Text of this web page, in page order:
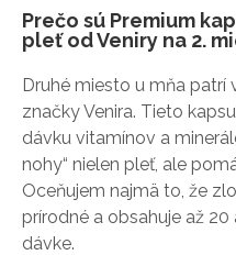
Prečo sú Premium
pleť od Veniry na 2.
Druhé miesto u mňa
značky Venira. Tieto
dávku vitamínov a
nohy“ nielen pleť, ale
Oceňujem najmä to, že
prírodné a obsahuje až
dávke.